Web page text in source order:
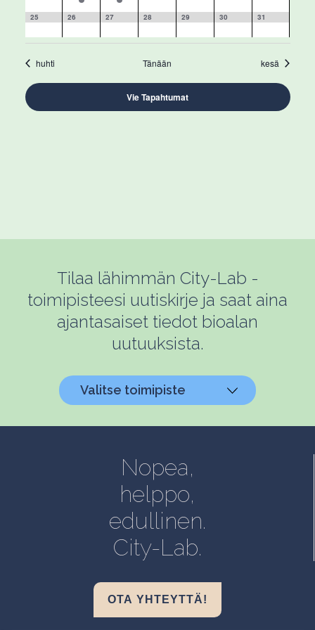
0
25
0
26
0
27
0
28
0
29
0
30
0
31
huhti Tänään kesä
Vie Tapahtumat
Tilaa lähimmän City-Lab -
toimipisteesi uutiskirje ja saat aina
ajantasaiset tiedot bioalan
uutuuksista.
Valitse toimipiste
Helsinki, Biokeskus 1
Kuopio, Snellmania
Oulu, Aapistie
Turku, BioCity
Nopea,
helppo,
edullinen.
City-Lab.
OTA YHTEYTTÄ!